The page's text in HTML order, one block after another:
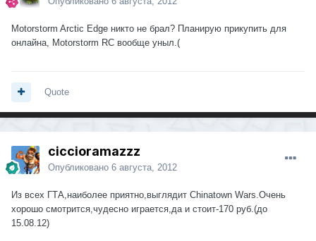
Motorstorm Arctic Edge никто не брал? Планирую прикупить для
онлайна, Motorstorm RC вообще уныл.(
Quote
ciccioramazzz
Опубликовано 6 августа, 2012
Из всех ГТА,наиболее приятно,выглядит Chinatown Wars.Очень
хорошо смотрится,чудесно играется,да и стоит-170 руб.(до
15.08.12)